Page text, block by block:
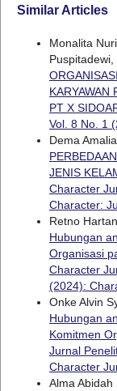
Similar Articles
Monalita
Puspitadewi,
KARYAWAN
PT X
Vol. 8 No. 1
Dema
JENIS
Character
Character:
Retno
Hubungan
Organisasi
Character
(2024):
Onke Alvin
Hubungan
Komitmen
Jurnal
Character
Alma Abidah